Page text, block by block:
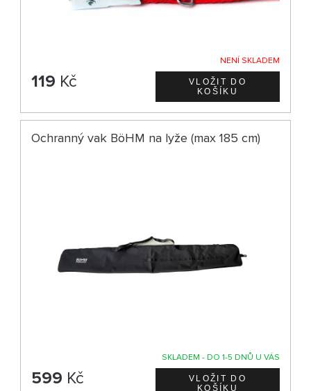
NENÍ SKLADEM
119 Kč
Ochranný vak BöHM na lyže (max 185 cm)
SKLADEM - DO 1-5 DNŮ U VÁS
599 Kč